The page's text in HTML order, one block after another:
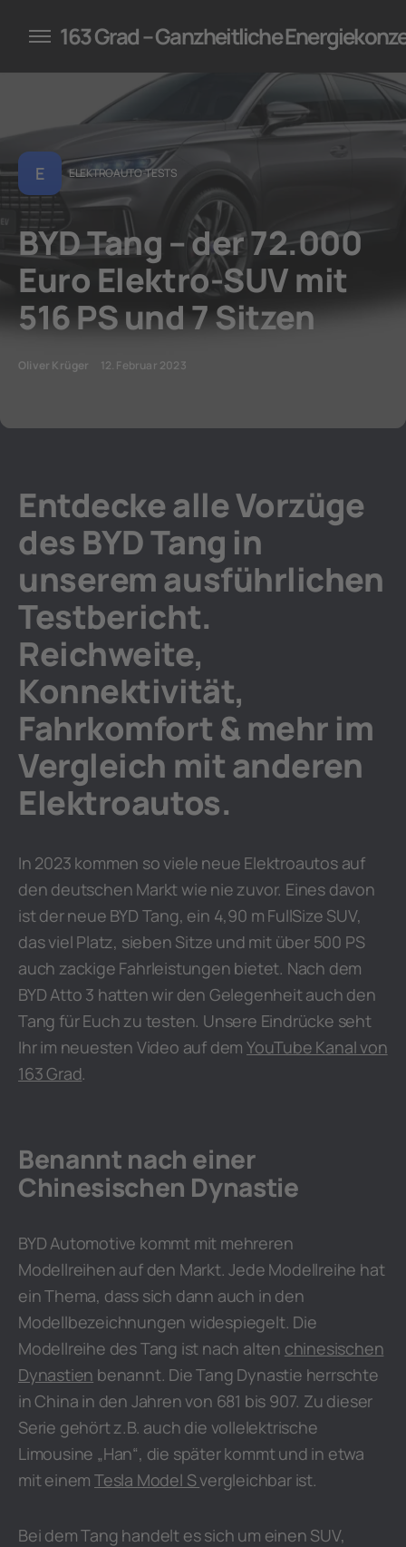
für Unternehmen
163 Grad – Ganzheitliche
E ELEKTROAUTO-TESTS
BYD Tang – der 72.000
Euro Elektro-SUV mit
516 PS und 7 Sitzen
Oliver Krüger 12. Februar 2023
Entdecke alle Vorzüge
des BYD Tang in
unserem ausführlichen
Testbericht.
Reichweite,
Konnektivität,
Fahrkomfort & mehr im
Vergleich mit anderen
Elektroautos.
In 2023 kommen so viele neue Elektroautos auf
den deutschen Markt wie nie zuvor. Eines davon
ist der neue BYD Tang, ein 4,90 m FullSize SUV,
das viel Platz, sieben Sitze und mit über 500 PS
auch zackige Fahrleistungen bietet. Nach dem
BYD Atto 3 hatten wir den Gelegenheit auch den
Tang für Euch zu testen. Unsere Eindrücke seht
Ihr im neuesten Video auf demYouTube Kanal von
163 Grad.
Benannt nach einer
Chinesischen Dynastie
BYD Automotive kommt mit mehreren
Modellreihen auf den Markt. Jede Modellreihe hat
ein Thema, dass sich dann auch in den
Modellbezeichnungen widespiegelt. Die
Modellreihe des Tang ist nach alten chinesischen
Dynastien benannt. Die Tang Dynastie herrschte
in China in den Jahren von 681 bis 907. Zu dieser
Serie gehört z.B. auch die vollelektrische
Limousine „Han“, die später kommt und in etwa
mit einemTesla Model Svergleichbar ist.
Bei dem Tang handelt es sich um einen SUV,